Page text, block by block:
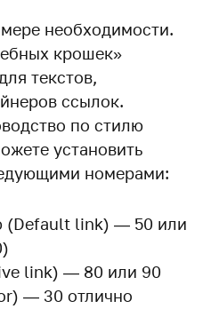
необходимости.
крошек»
текстов,
ссылок.
по стилю
установить
номерами:
(Default link) — 50 или
link) — 80 или 90
— 30 отлично